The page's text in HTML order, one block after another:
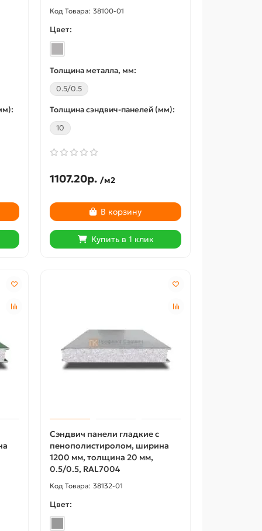
38100-01
Цвет:
Толщина металла, мм:
0.5/0.5
Толщина сэндвич-панелей (мм):
10
1107.20р. /м2
В корзину
Купить в 1 клик
Сэндвич панели гладкие с
пенополистиролом, ширина
1200 мм, толщина 20 мм,
0.5/0.5, RAL7004
38132-01
Цвет: